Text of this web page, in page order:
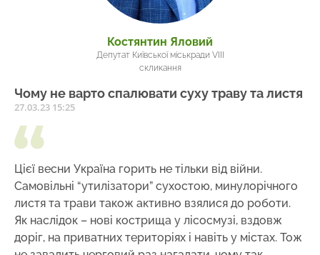
Костянтин Яловий
Депутат Київської міськради VIII
скликання
Чому не варто спалювати суху траву та листя
27.03.23 15:25
Цієї весни Україна горить не тільки від війни.
Самовільні “утилізатори” сухостою, минулорічного
листя та трави також активно взялися до роботи.
Як наслідок – нові кострища у лісосмузі, вздовж
доріг, на приватних територіях і навіть у містах. Тож